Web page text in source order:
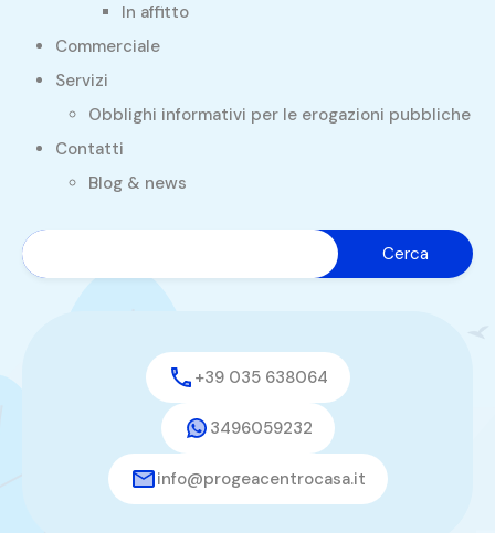
In affitto
Commerciale
Servizi
Obblighi informativi per le erogazioni pubbliche
Contatti
Blog & news
+39 035 638064
3496059232
info@progeacentrocasa.it